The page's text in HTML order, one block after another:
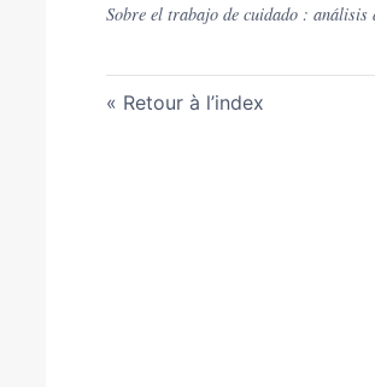
Sobre el trabajo de cuidado : análisis
Retour à l’index